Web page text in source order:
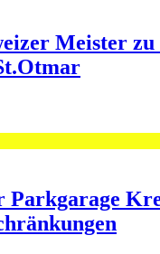
Meister
Parkgarage